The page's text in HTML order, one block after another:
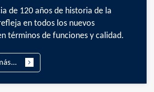
de 120 años de historia de la
en todos los nuevos
términos de funciones y calidad.